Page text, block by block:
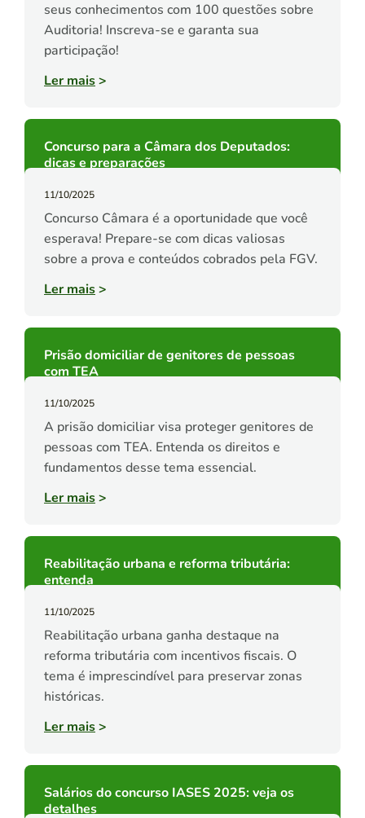
seus conhecimentos com 100 questões sobre
Auditoria! Inscreva-se e garanta sua
participação!
Ler mais>
Concurso para a Câmara dos Deputados:
dicas e preparações
11/10/2025
Concurso Câmara é a oportunidade que você
esperava! Prepare-se com dicas valiosas
sobre a prova e conteúdos cobrados pela FGV.
Ler mais>
Prisão domiciliar de genitores de pessoas
com TEA
11/10/2025
A prisão domiciliar visa proteger genitores de
pessoas com TEA. Entenda os direitos e
fundamentos desse tema essencial.
Ler mais>
Reabilitação urbana e reforma tributária:
entenda
11/10/2025
Reabilitação urbana ganha destaque na
reforma tributária com incentivos fiscais. O
tema é imprescindível para preservar zonas
históricas.
Ler mais>
Salários do concurso IASES 2025: veja os
detalhes